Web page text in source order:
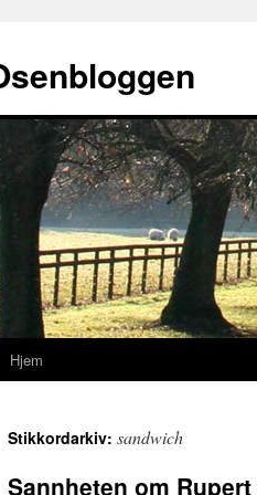
Hopp
innhold
Hjem
Stikkordarkiv: sandwich
Sannheten om